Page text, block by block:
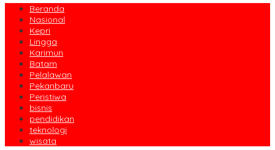
Beranda
Nasional
Kepri
Lingga
Karimun
Batam
Pelalawan
Pekanbaru
Peristiwa
bisnis
pendidikan
teknologi
wisata